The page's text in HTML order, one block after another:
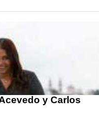
y Carlos